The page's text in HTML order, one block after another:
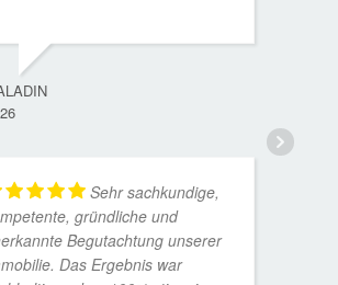
Sehr sachkundige,
gründliche und
Begutachtung unserer
Das Ergebnis war